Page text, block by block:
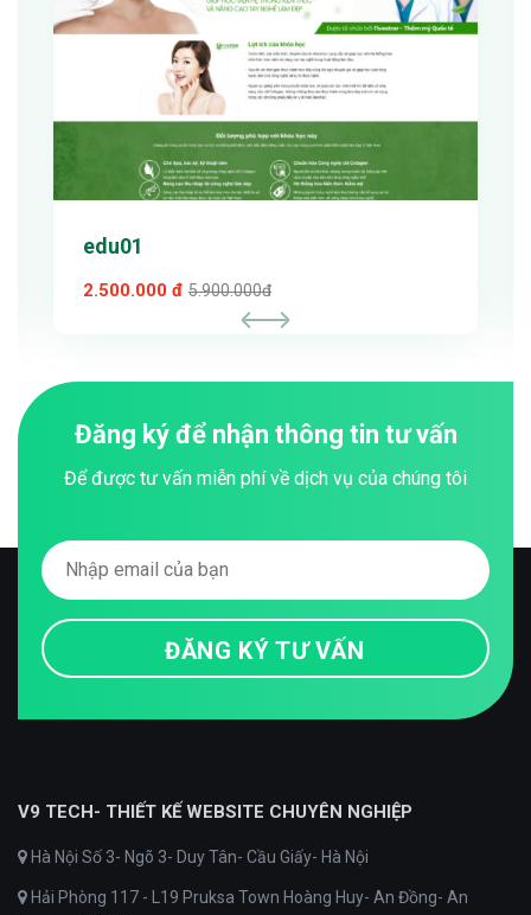
edu01
2.500.000 đ 5.900.000đ
Đăng ký để nhận thông tin tư vấn
Để được tư vấn miễn phí về dịch vụ của chúng tôi
V9 TECH- THIẾT KẾ WEBSITE CHUYÊN NGHIỆP
Hà Nội Số 3- Ngõ 3- Duy Tân- Cầu Giấy- Hà Nội
Hải Phòng 117 - L19 Pruksa Town Hoàng Huy- An Đồng- An